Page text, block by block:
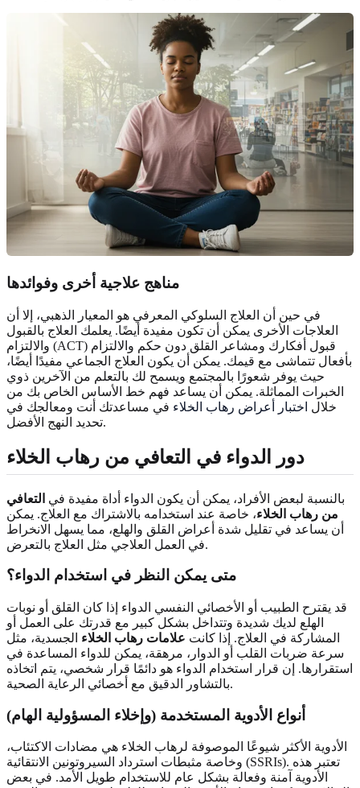
مناهج علاجية أخرى وفوائدها
في حين أن العلاج السلوكي المعرفي هو المعيار الذهبي، إلا أن
العلاجات الأخرى يمكن أن تكون مفيدة أيضًا. يعلمك العلاج بالقبول
والالتزام (ACT) قبول أفكارك ومشاعر القلق دون حكم والالتزام
بأفعال تتماشى مع قيمك. يمكن أن يكون العلاج الجماعي مفيدًا أيضًا،
حيث يوفر شعورًا بالمجتمع ويسمح لك بالتعلم من الآخرين ذوي
الخبرات المماثلة. يمكن أن يساعد فهم خط الأساس الخاص بك من
خلال اختبار أعراض رهاب الخلاء في مساعدتك أنت ومعالجك في
تحديد النهج الأفضل.
دور الدواء في التعافي من رهاب الخلاء
بالنسبة لبعض الأفراد، يمكن أن يكون الدواء أداة مفيدة في التعافي
من رهاب الخلاء، خاصة عند استخدامه بالاشتراك مع العلاج. يمكن
أن يساعد في تقليل شدة أعراض القلق والهلع، مما يسهل الانخراط
في العمل العلاجي مثل العلاج بالتعرض.
متى يمكن النظر في استخدام الدواء؟
قد يقترح الطبيب أو الأخصائي النفسي الدواء إذا كان القلق أو نوبات
الهلع لديك شديدة وتتداخل بشكل كبير مع قدرتك على العمل أو
المشاركة في العلاج. إذا كانت علامات رهاب الخلاء الجسدية، مثل
سرعة ضربات القلب أو الدوار، مرهقة، يمكن للدواء المساعدة في
استقرارها. إن قرار استخدام الدواء هو دائمًا قرار شخصي، يتم اتخاذه
بالتشاور الدقيق مع أخصائي الرعاية الصحية.
أنواع الأدوية المستخدمة (وإخلاء المسؤولية الهام)
الأدوية الأكثر شيوعًا الموصوفة لرهاب الخلاء هي مضادات الاكتئاب،
وخاصة مثبطات استرداد السيروتونين الانتقائية (SSRIs). تعتبر هذه
الأدوية آمنة وفعالة بشكل عام للاستخدام طويل الأمد. في بعض